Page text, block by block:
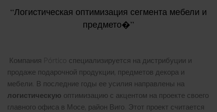
Логистическая оптимизация сегмента мебели и
предмето�
Компания Pórtico специализируется на дистрибуции и
продаже подарочной продукции, предметов декора и
мебели. В последние годы ее усилия направлены на
логистическую оптимизацию с акцентом на проекте своего
главного офиса в Мосе, район Виго. Этот проект считается